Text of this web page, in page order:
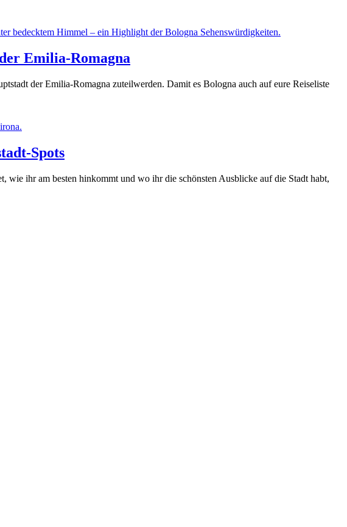
Emilia-Romagna
der Emilia-Romagna zuteilwerden. Damit es Bologna auch auf eure Reiseliste
Spots
wie ihr am besten hinkommt und wo ihr die schönsten Ausblicke auf die Stadt habt,